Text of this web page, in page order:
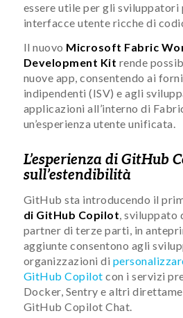
essere utile per gli sviluppatori
interfacce utente ricche di
Il nuovo Microsoft Fabric
Development Kit rende
nuove app, consentendo ai
indipendenti (ISV) e agli
applicazioni all’interno di
un’esperienza utente unificata.
L’esperienza di GitHub
sull’estendibilità
GitHub sta introducendo il
di GitHub Copilot, sviluppato
partner di terze parti, in
aggiunte consentono agli
organizzazioni di
GitHub Copilot con i servizi
Docker, Sentry e altri
GitHub Copilot Chat.